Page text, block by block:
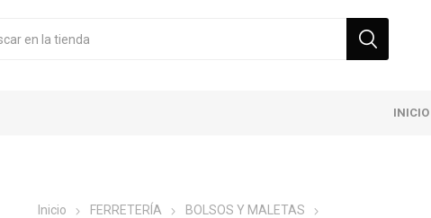
INICIO
Inicio FERRETERÍA
BOLSOS Y MALETAS